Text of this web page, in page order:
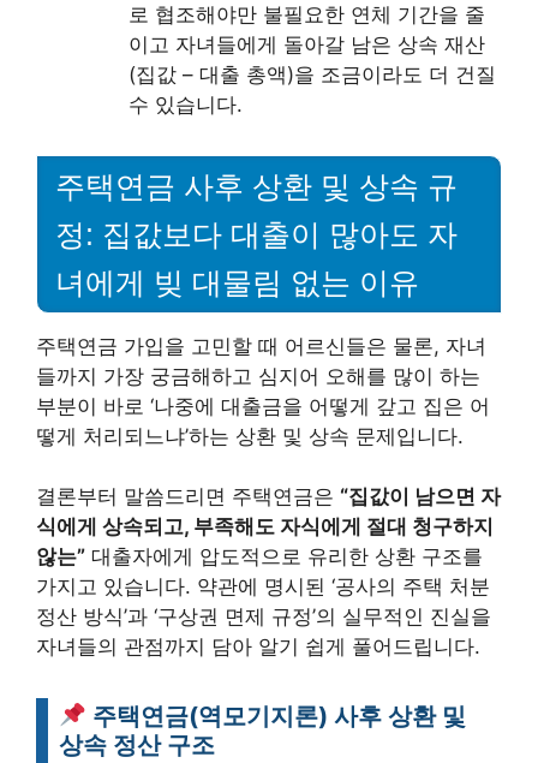
로 협조해야만 불필요한 연체 기간을 줄
이고 자녀들에게 돌아갈 남은 상속 재산
(집값 – 대출 총액)을 조금이라도 더 건질
수 있습니다.
주택연금 사후 상환 및 상속 규
정: 집값보다 대출이 많아도 자
녀에게 빚 대물림 없는 이유
주택연금 가입을 고민할 때 어르신들은 물론, 자녀
들까지 가장 궁금해하고 심지어 오해를 많이 하는
부분이 바로 ‘나중에 대출금을 어떻게 갚고 집은 어
떻게 처리되느냐’하는 상환 및 상속 문제입니다.
결론부터 말씀드리면 주택연금은 “집값이 남으면 자
식에게 상속되고, 부족해도 자식에게 절대 청구하지
않는” 대출자에게 압도적으로 유리한 상환 구조를
가지고 있습니다. 약관에 명시된 ‘공사의 주택 처분
정산 방식’과 ‘구상권 면제 규정’의 실무적인 진실을
자녀들의 관점까지 담아 알기 쉽게 풀어드립니다.
주택연금(역모기지론) 사후 상환 및
상속 정산 구조